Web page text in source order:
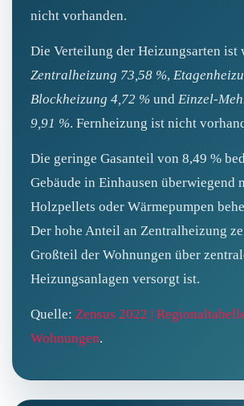
nicht vorhanden.
Die Verteilung der Heizungsarten ist
Zentralheizung 73,58 %,
Blockheizung 4,72 % und
9,91 %. Fernheizung ist nicht
Die geringe Gasanteil von 8,49 %
Gebäude in Einhausen überwiegend
Holzpellets oder Wärmepumpen
Der hohe Anteil an Zentralheizung
Großteil der Wohnungen über
Heizungsanlagen versorgt ist.
Quelle: Zensus 2022 |
Wohnungen.